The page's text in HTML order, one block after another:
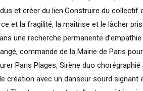
et créer du lien.Construire du collectif
et la fragilité, la maîtrise et le lâcher
une recherche permanente
commande de la Mairie de Paris
Paris Plages, Sirène duo chorégraphié
création avec un danseur sourd signant